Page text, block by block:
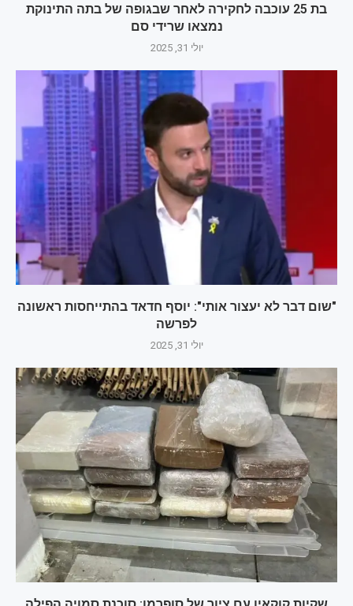
בת 25 עוכבה לחקירה לאחר שבגופה של בתה התינוקת
נמצאו שרידי סם
יולי 31, 2025
"שום דבר לא יעצור אותי": יוסף חדאד בהתייחסות ראשונה
לפרשה
יולי 31, 2025